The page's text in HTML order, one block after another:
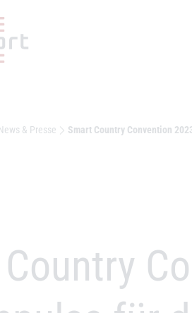
& Presse Smart Country Convention